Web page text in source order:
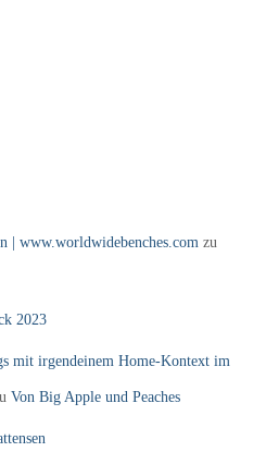
| www.worldwidebenches.com zu
2023
mit irgendeinem Home-Kontext im
Von Big Apple und Peaches